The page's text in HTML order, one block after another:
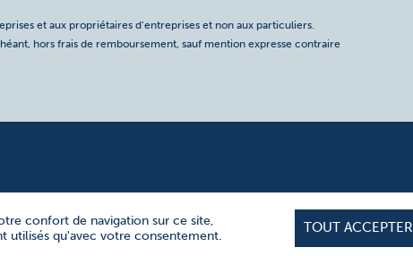
et aux propriétaires d’entreprises et non aux particuliers.
hors frais de remboursement, sauf mention expresse contraire
confort de navigation sur ce site,
utilisés qu'avec votre consentement.
TOUT ACCEPTER